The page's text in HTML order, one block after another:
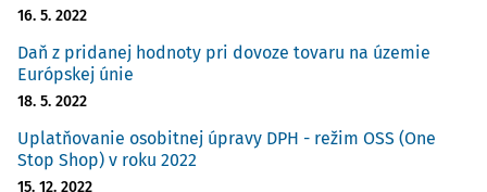
16. 5. 2022
Daň z pridanej hodnoty pri dovoze tovaru na územie
Európskej únie
18. 5. 2022
Uplatňovanie osobitnej úpravy DPH - režim OSS (One
Stop Shop) v roku 2022
15. 12. 2022